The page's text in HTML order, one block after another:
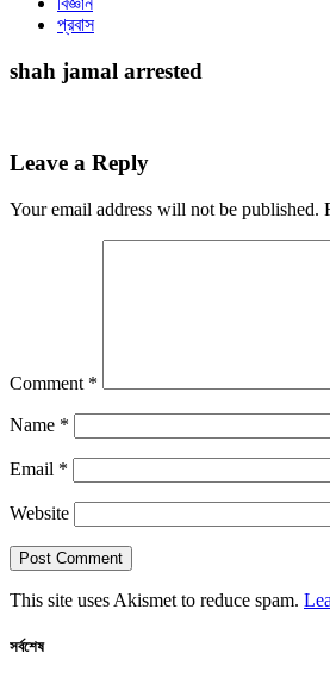
প্রবাস
shah jamal arrested
Leave a Reply
Your email address will not be published.
Comment *
Name *
Email *
Website
This site uses Akismet to reduce spam.
সর্বশেষ